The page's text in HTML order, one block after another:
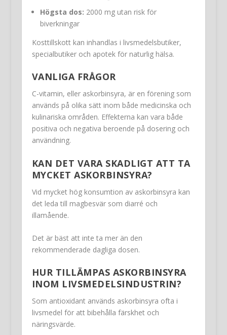
Högsta dos: 2000 mg utan risk för
biverkningar
Kosttillskott kan inhandlas i livsmedelsbutiker,
specialbutiker och apotek för naturlig hälsa.
VANLIGA FRÅGOR
C-vitamin, eller askorbinsyra, är en förening som
används på olika sätt inom både medicinska och
kulinariska områden. Effekterna kan vara både
positiva och negativa beroende på dosering och
användning.
KAN DET VARA SKADLIGT ATT TA
MYCKET ASKORBINSYRA?
Vid mycket hög konsumtion av askorbinsyra kan
det leda till magbesvär som diarré och
illamående.
Det är bäst att inte ta mer än den
rekommenderade dagliga dosen.
HUR TILLÄMPAS ASKORBINSYRA
INOM LIVSMEDELSINDUSTRIN?
Som antioxidant används askorbinsyra ofta i
livsmedel för att bibehålla färskhet och
näringsvärde.